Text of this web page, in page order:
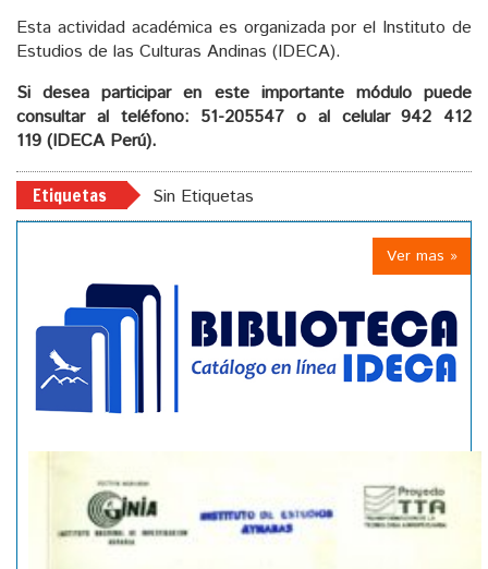
Esta actividad académica es organizada por el Instituto de
Estudios de las Culturas Andinas (IDECA).
Si desea participar en este importante módulo puede
consultar al teléfono: 51-205547 o al celular 942 412
119 (IDECA Perú).
Etiquetas Sin Etiquetas
Ver mas »